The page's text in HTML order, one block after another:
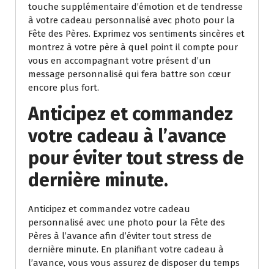
touche supplémentaire d’émotion et de tendresse
à votre cadeau personnalisé avec photo pour la
Fête des Pères. Exprimez vos sentiments sincères et
montrez à votre père à quel point il compte pour
vous en accompagnant votre présent d’un
message personnalisé qui fera battre son cœur
encore plus fort.
Anticipez et commandez
votre cadeau à l’avance
pour éviter tout stress de
dernière minute.
Anticipez et commandez votre cadeau
personnalisé avec une photo pour la Fête des
Pères à l’avance afin d’éviter tout stress de
dernière minute. En planifiant votre cadeau à
l’avance, vous vous assurez de disposer du temps